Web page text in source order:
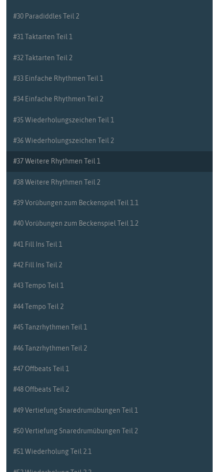
#30 Paradiddles Teil 2
#31 Taktarten Teil 1
#32 Taktarten Teil 2
#33 Einfache Rhythmen Teil 1
#34 Einfache Rhythmen Teil 2
#35 Wiederholungszeichen Teil 1
#36 Wiederholungszeichen Teil 2
#37 Weitere Rhythmen Teil 1
#38 Weitere Rhythmen Teil 2
#39 Vorübungen zum Beckenspiel Teil 1.1
#40 Vorübungen zum Beckenspiel Teil 1.2
#41 Fill Ins Teil 1
#42 Fill Ins Teil 2
#43 Tempo Teil 1
#44 Tempo Teil 2
#45 Tanzrhythmen Teil 1
#46 Tanzrhythmen Teil 2
#47 Offbeats Teil 1
#48 Offbeats Teil 2
#49 Vertiefung Snaredrumübungen Teil 1
#50 Vertiefung Snaredrumübungen Teil 2
#51 Wiederholung Teil 2.1